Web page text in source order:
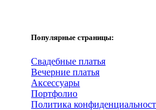
Популярные страницы:
Свадебные платья
Вечерние платья
Аксессуары
Портфолио
Политика